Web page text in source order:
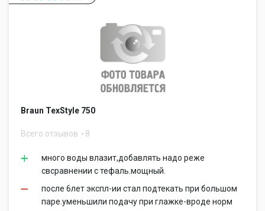
Braun TexStyle 750
Всего отзывов 8
много воды влазит,добавлять надо реже
свсравнении с тефаль.мощный.
после 6лет экспл-ии стал подтекать при большом
паре.уменьшили подачу при глажке-вроде норм